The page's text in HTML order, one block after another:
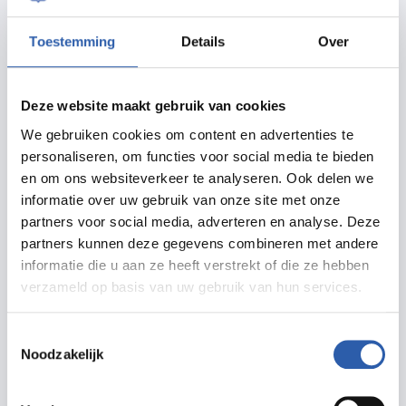
Toestemming Details Over
Deze website maakt gebruik van cookies
We gebruiken cookies om content en advertenties te
personaliseren, om functies voor social media te bieden
en om ons websiteverkeer te analyseren. Ook delen we
informatie over uw gebruik van onze site met onze
partners voor social media, adverteren en analyse. Deze
partners kunnen deze gegevens combineren met andere
informatie die u aan ze heeft verstrekt of die ze hebben
verzameld op basis van uw gebruik van hun services.
Noodzakelijk
iedereen’ speelt het Ricciotti ensemble al meer dan
vijftig jaar live symfonische muziek in binnen- en
muziek naar zoveel mogelijk mensen toe die hier
normaal gesproken niet of nauwelijks mee in
aanraking (kunnen) komen.
Zo geven we bijvoorbeeld optredens op straat, maar
ook in gevangenissen, AZC’s en verzorgingstehuizen.
Het Ricciotti speelt ook een bonte verzameling aan
muziek. Alles komt voorbij: van klassiek en jazz tot
een veelzijdige mezzosopraan, actrice en